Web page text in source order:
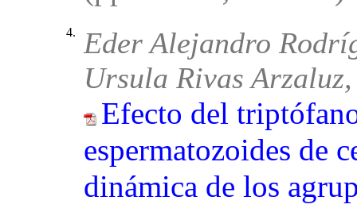
4.
Eder Alejandro
Ursula Rivas
Efecto del
espermatozoides de
dinámica de los